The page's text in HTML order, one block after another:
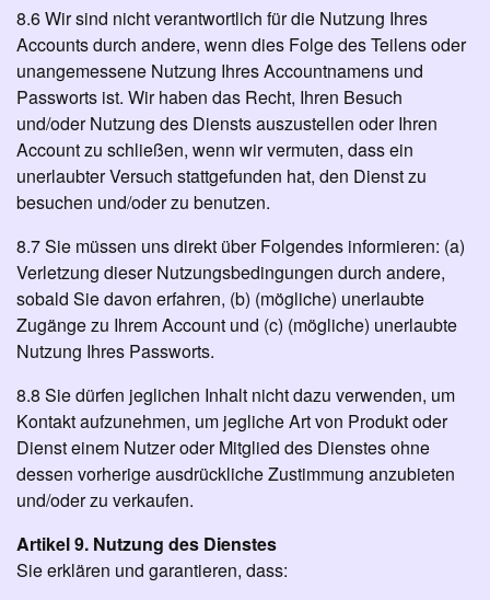
8.6 Wir sind nicht verantwortlich für die Nutzung Ihres
Accounts durch andere, wenn dies Folge des Teilens oder
unangemessene Nutzung Ihres Accountnamens und
Passworts ist. Wir haben das Recht, Ihren Besuch
und/oder Nutzung des Diensts auszustellen oder Ihren
Account zu schließen, wenn wir vermuten, dass ein
unerlaubter Versuch stattgefunden hat, den Dienst zu
besuchen und/oder zu benutzen.
8.7 Sie müssen uns direkt über Folgendes informieren: (a)
Verletzung dieser Nutzungsbedingungen durch andere,
sobald Sie davon erfahren, (b) (mögliche) unerlaubte
Zugänge zu Ihrem Account und (c) (mögliche) unerlaubte
Nutzung Ihres Passworts.
8.8 Sie dürfen jeglichen Inhalt nicht dazu verwenden, um
Kontakt aufzunehmen, um jegliche Art von Produkt oder
Dienst einem Nutzer oder Mitglied des Dienstes ohne
dessen vorherige ausdrückliche Zustimmung anzubieten
und/oder zu verkaufen.
Artikel 9. Nutzung des Dienstes
Sie erklären und garantieren, dass: